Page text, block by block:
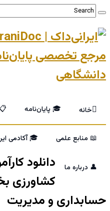
مرجع تخصصی
دانشگاهی
خانه 🎓 پایان‌نامه
📖 منابع علمی 🎓 آکادمی
👤 درباره ما
دانلود
کشاورزی
حسابداری و مدیریت